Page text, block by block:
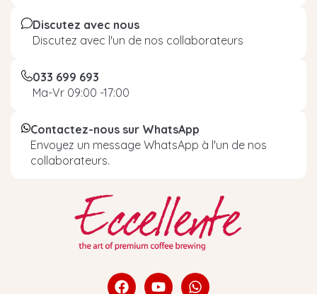
Discutez avec nous
Discutez avec l'un de nos collaborateurs
033 699 693
Ma-Vr 09:00 -17:00
Contactez-nous sur WhatsApp
Envoyez un message WhatsApp à l'un de nos
collaborateurs.